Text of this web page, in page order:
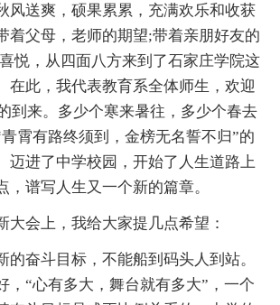
风送爽，硕果累累，充满欢乐和收获
着父母，老师的期望;带着亲朋好友的
悦，从四面八方来到了石家庄学院这
在此，我代表教育系全体师生，欢迎
到来。多少个寒来暑往，多少个春去
霄有路终须到，金榜无名誓不归”的
迈进了中学校园，开始了人生道路上
，谱写人生又一个新的篇章。
大会上，我给大家提几点希望：
的奋斗目标，不能船到码头人到站。
，“心有多大，舞台就有多大”，一个